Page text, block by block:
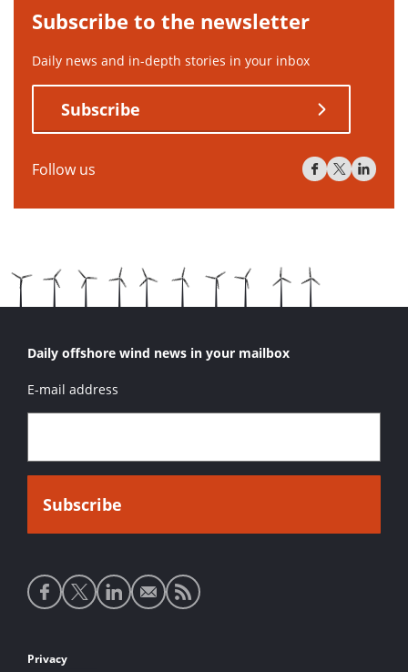
Subscribe to the newsletter
Daily news and in-depth stories in your inbox
Subscribe
Follow us
Daily offshore wind news in your mailbox
E-mail address
Social
media
Footer
Privacy